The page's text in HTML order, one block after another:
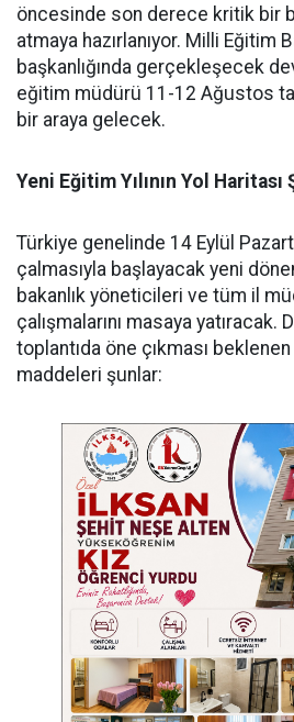
öncesinde son derece kritik bir
atmaya hazırlanıyor. Milli Eğitim
başkanlığında gerçekleşecek
eğitim müdürü 11-12 Ağustos
bir araya gelecek.
Yeni Eğitim Yılının Yol
​Türkiye genelinde 14 Eylül
çalmasıyla başlayacak yeni
bakanlık yöneticileri ve tüm il
çalışmalarını masaya yatıracak.
toplantıda öne çıkması
maddeleri şunlar: